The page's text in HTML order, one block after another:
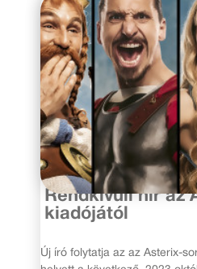
2023. január 12.
Rendkívüli hír az
kiadójától
Új író folytatja az az Asterix-